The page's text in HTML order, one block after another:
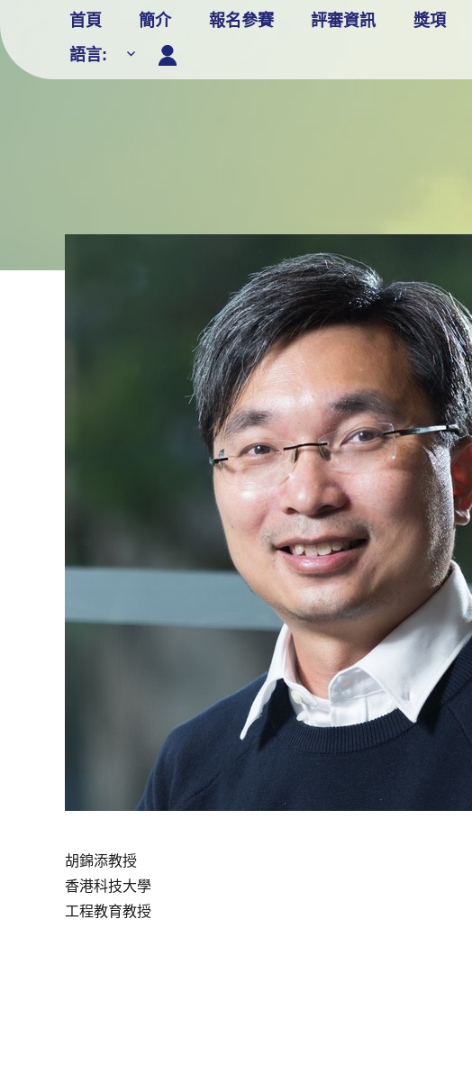
content
首頁 簡介 報名參賽 評審資訊 獎項
語言:
胡錦添教授
香港科技大學
工程教育教授